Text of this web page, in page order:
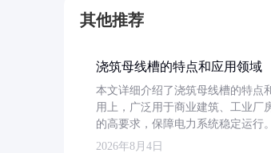
其他推荐
浇筑母线槽的特点和应用领域
本文详细介绍了浇筑母线槽的特点
用上，广泛用于商业建筑、工业厂
的高要求，保障电力系统稳定运行。
2026年8月4日